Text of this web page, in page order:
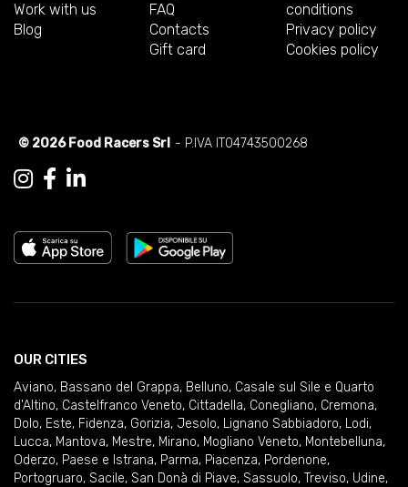
Work with us
Blog
FAQ
Contacts
Gift card
conditions
Privacy policy
Cookies policy
© 2026 Food Racers Srl - P.IVA IT04743500268
OUR CITIES
Aviano, Bassano del Grappa, Belluno, Casale sul Sile e Quarto
d'Altino, Castelfranco Veneto, Cittadella, Conegliano, Cremona,
Dolo, Este, Fidenza, Gorizia, Jesolo, Lignano Sabbiadoro, Lodi,
Lucca, Mantova, Mestre, Mirano, Mogliano Veneto, Montebelluna,
Oderzo, Paese e Istrana, Parma, Piacenza, Pordenone,
Portogruaro, Sacile, San Donà di Piave, Sassuolo, Treviso, Udine,